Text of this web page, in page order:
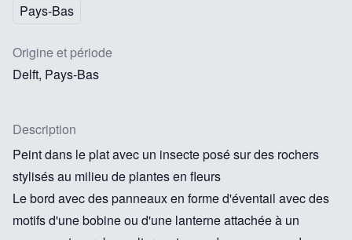
Pays-Bas
Origine et période
Delft, Pays-Bas
Description
Peint dans le plat avec un insecte posé sur des rochers
stylisés au milieu de plantes en fleurs
Le bord avec des panneaux en forme d'éventail avec des
motifs d'une bobine ou d'une lanterne attachée à un